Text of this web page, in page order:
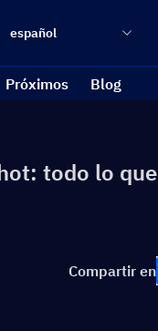
español
Próximos Blog
todo lo que
Compartir en